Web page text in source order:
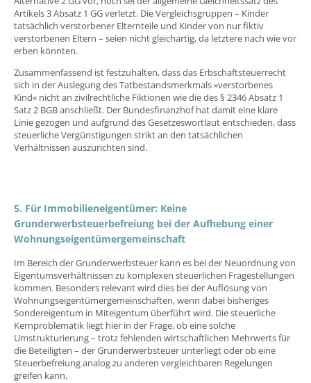
Artikels 3 Absatz 1 GG verletzt. Die Vergleichsgruppen – Kinder
tatsächlich verstorbener Elternteile und Kinder von nur fiktiv
verstorbenen Eltern – seien nicht gleichartig, da letztere nach wie vor
erben könnten.
Zusammenfassend ist festzuhalten, dass das Erbschaftsteuerrecht
sich in der Auslegung des Tatbestandsmerkmals »verstorbenes
Kind« nicht an zivilrechtliche Fiktionen wie die des § 2346 Absatz 1
Satz 2 BGB anschließt. Der Bundesfinanzhof hat damit eine klare
Linie gezogen und aufgrund des Gesetzeswortlaut entschieden, dass
steuerliche Vergünstigungen strikt an den tatsächlichen
Verhältnissen auszurichten sind.
5. Für Immobilieneigentümer: Keine
Grunderwerbsteuerbefreiung bei der Aufhebung einer
Wohnungseigentümergemeinschaft
Im Bereich der Grunderwerbsteuer kann es bei der Neuordnung von
Eigentumsverhältnissen zu komplexen steuerlichen Fragestellungen
kommen. Besonders relevant wird dies bei der Auflösung von
Wohnungseigentümergemeinschaften, wenn dabei bisheriges
Sondereigentum in Miteigentum überführt wird. Die steuerliche
Kernproblematik liegt hier in der Frage, ob eine solche
Umstrukturierung – trotz fehlenden wirtschaftlichen Mehrwerts für
die Beteiligten – der Grunderwerbsteuer unterliegt oder ob eine
Steuerbefreiung analog zu anderen vergleichbaren Regelungen
greifen kann.